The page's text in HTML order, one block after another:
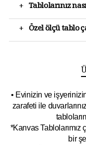
+ Tablolarınız
+ Özel ölçü tablo
• Evinizin ve
zarafeti ile
*Kanvas
bir